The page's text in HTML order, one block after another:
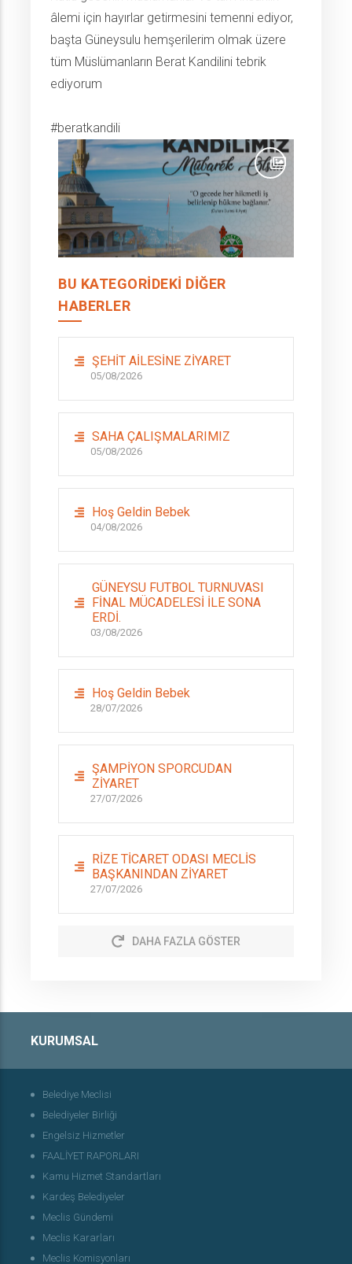
âlemi için hayırlar getirmesini temenni ediyor,
başta Güneysulu hemşerilerim olmak üzere
tüm Müslümanların Berat Kandilini tebrik
ediyorum
#beratkandili
BU KATEGORIDEKI DIĞER
HABERLER
ŞEHİT AİLESİNE ZİYARET
05/08/2026
SAHA ÇALIŞMALARIMIZ
05/08/2026
Hoş Geldin Bebek
04/08/2026
GÜNEYSU FUTBOL TURNUVASI
FİNAL MÜCADELESİ İLE SONA
ERDİ.
03/08/2026
Hoş Geldin Bebek
28/07/2026
ŞAMPİYON SPORCUDAN
ZİYARET
27/07/2026
RİZE TİCARET ODASI MECLİS
BAŞKANINDAN ZİYARET
27/07/2026
DAHA FAZLA GÖSTER
KURUMSAL
Belediye Meclisi
Belediyeler Birliği
Engelsiz Hizmetler
FAALİYET RAPORLARI
Kamu Hizmet Standartları
Kardeş Belediyeler
Meclis Gündemi
Meclis Kararları
Meclis Komisyonları